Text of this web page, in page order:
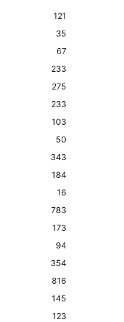
121
35
67
233
275
233
103
50
343
184
16
783
173
94
354
816
145
123